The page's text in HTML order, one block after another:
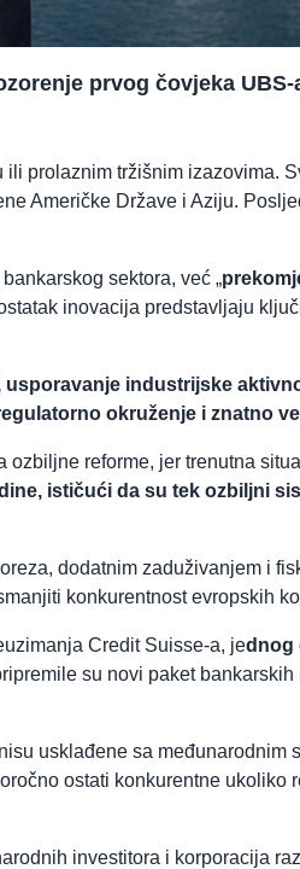
prvog čovjeka
prolaznim tržišnim izazovima.
Američke Države i Aziju.
sektora, već „
inovacija predstavljaju
industrijske
okruženje i znatno
reforme, jer trenutna
ističući da su tek ozbiljni
dodatnim zaduživanjem i
konkurentnost evropskih
Credit Suisse-a, jednog
su novi paket
usklađene sa međunarodnim
ostati konkurentne ukoliko
investitora i korporacija